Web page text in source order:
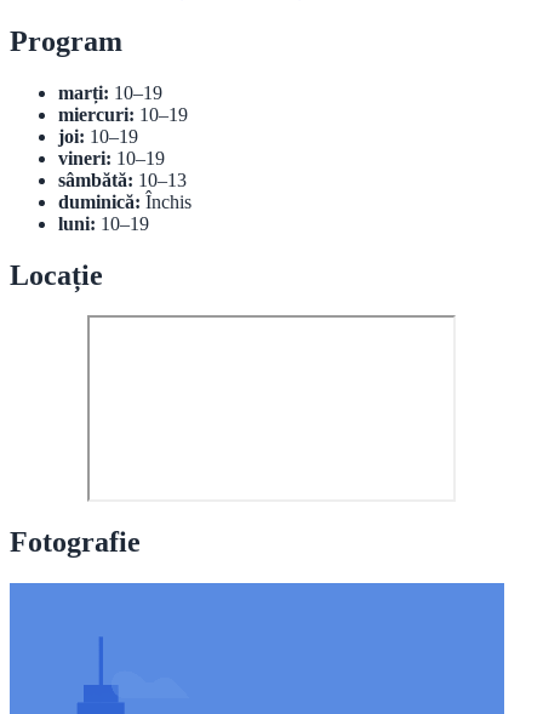
Program
marți: 10–19
miercuri: 10–19
joi: 10–19
vineri: 10–19
sâmbătă: 10–13
duminică: Închis
luni: 10–19
Locație
Fotografie